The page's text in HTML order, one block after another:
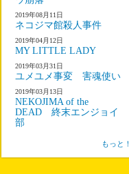
2019年08月11日
ネコジマ館殺人事件
2019年04月12日
MY LITTLE LADY
2019年03月31日
ユメユメ事変 害魂使い
2019年03月13日
NEKOJIMA of the
DEAD 終末エンジョイ
部
もっと！